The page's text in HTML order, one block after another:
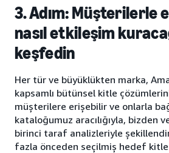
3. Adım: Müşterilerle
nasıl etkileşim
keşfedin
Her tür ve büyüklükten marka,
kapsamlı bütünsel kitle
müşterilere erişebilir ve onlarla
kataloğumuz aracılığıyla, bizden
birinci taraf analizleriyle
fazla önceden seçilmiş hedef kitle